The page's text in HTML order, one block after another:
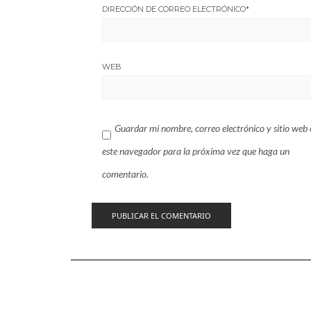
DIRECCIÓN DE CORREO ELECTRÓNICO*
WEB
Guardar mi nombre, correo electrónico y sitio web
este navegador para la próxima vez que haga un
comentario.